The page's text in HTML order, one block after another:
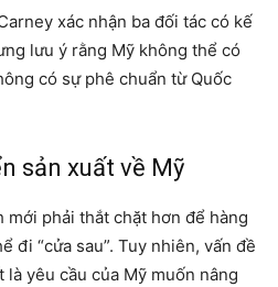
xác nhận ba đối tác có kế
lưu ý rằng Mỹ không thể có
có sự phê chuẩn từ Quốc
sản xuất về Mỹ
phải thắt chặt hơn để hàng
đi “cửa sau”. Tuy nhiên, vấn đề
là yêu cầu của Mỹ muốn nâng